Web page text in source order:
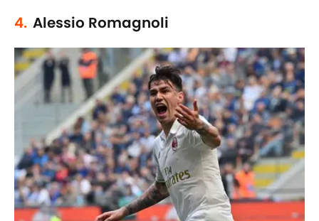
4. Alessio Romagnoli